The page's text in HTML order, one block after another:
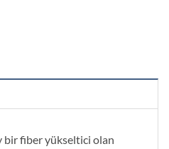
bir fiber yükseltici olan